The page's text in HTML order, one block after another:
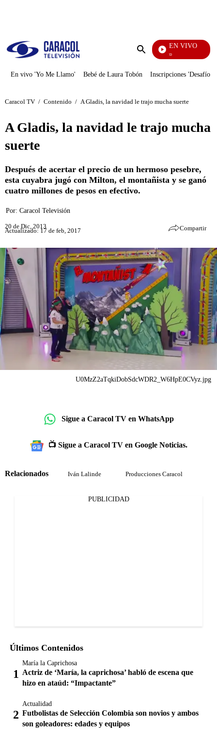
Enviar
EN VIVO
Rafael Orozco
En vivo 'Yo Me Llamo' Bebé de Laura Tobón Inscripciones 'Desafío'
Caracol TV / Contenido / A Gladis, la navidad le trajo mucha suerte
A Gladis, la navidad le trajo mucha
suerte
Después de acertar el precio de un hermoso pesebre,
esta cuyabra jugó con Milton, el montañista y se ganó
cuatro millones de pesos en efectivo.
Por: Caracol Televisión
20 de Dic, 2013
Actualizado: 17 de feb, 2017 Compartir
U0MzZ2aTqkiDobSdcWDR2_W6HpE0CVyz.jpg
Sigue a Caracol TV en WhatsApp
📺 Sigue a Caracol TV en Google Noticias.
Relacionados Iván Lalinde Producciones Caracol
PUBLICIDAD
Últimos Contenidos
María la Caprichosa
Actriz de ‘María, la caprichosa’ habló de escena que
hizo en ataúd: “Impactante”
Actualidad
Futbolistas de Selección Colombia son novios y ambos
son goleadores: edades y equipos